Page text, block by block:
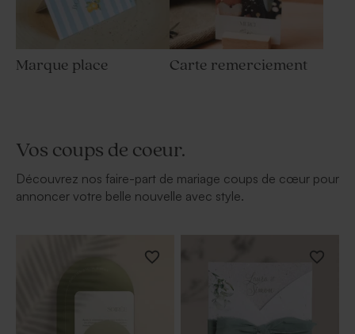
Marque place Carte remerciement
Vos coups de coeur.
Découvrez nos faire-part de mariage coups de cœur pour
annoncer votre belle nouvelle avec style.